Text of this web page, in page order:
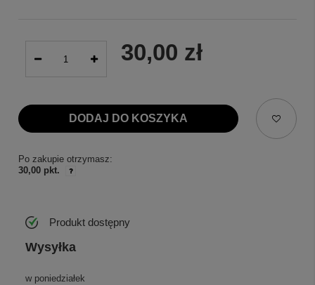
30,00 zł
DODAJ DO KOSZYKA
Po zakupie otrzymasz:
30,00 pkt.
Produkt dostępny
Wysyłka
w poniedziałek